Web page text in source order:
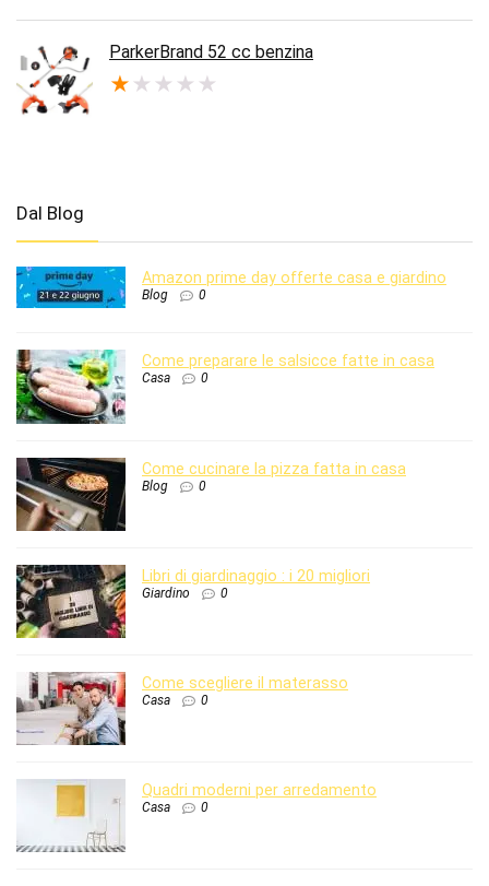
originale
era:
€189.95.
attuale
€122.44.
ParkerBrand 52 cc benzina
★ ★ ★ ★ ★
Dal Blog
Amazon prime day offerte casa e giardino
Blog 0
Come preparare le salsicce fatte in casa
Casa 0
Come cucinare la pizza fatta in casa
Blog 0
Libri di giardinaggio : i 20 migliori
Giardino 0
Come scegliere il materasso
Casa 0
Quadri moderni per arredamento
Casa 0